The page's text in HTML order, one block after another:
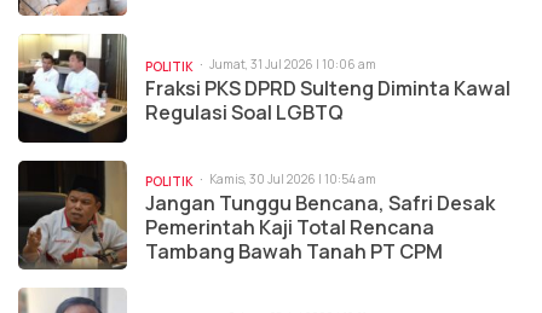
POLITIK Jumat, 31 Jul 2026 | 10:06 am
Fraksi PKS DPRD Sulteng Diminta Kawal
Regulasi Soal LGBTQ
POLITIK Kamis, 30 Jul 2026 | 10:54 am
Jangan Tunggu Bencana, Safri Desak
Pemerintah Kaji Total Rencana
Tambang Bawah Tanah PT CPM